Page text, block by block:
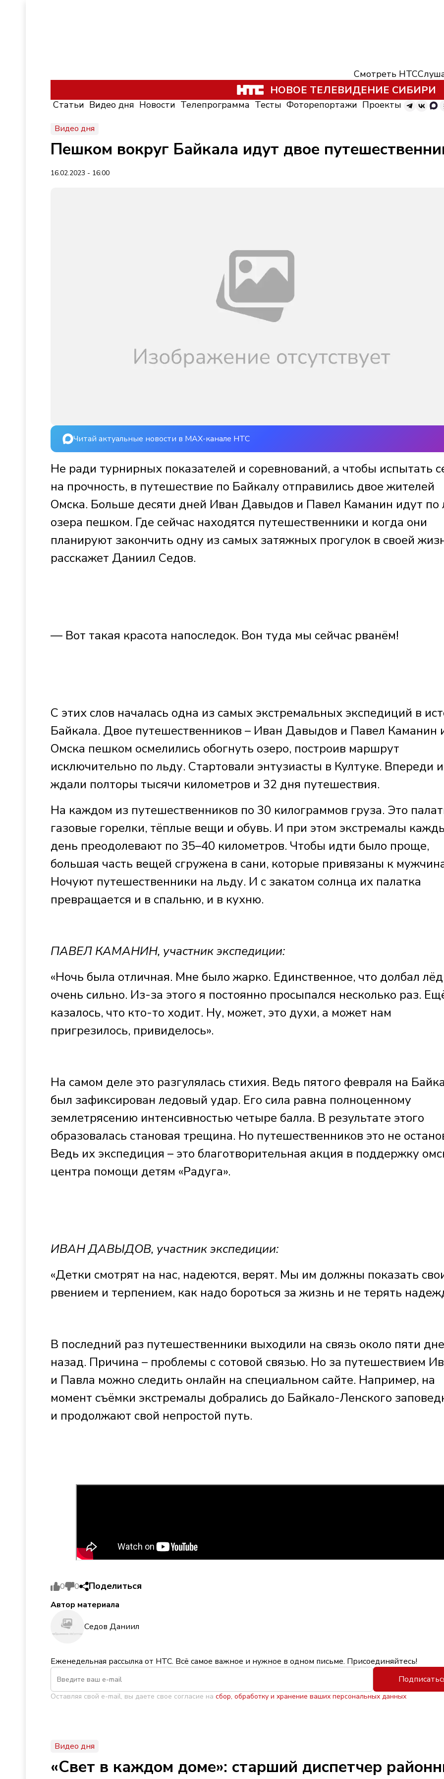
Смотреть НТС
НОВОЕ ТЕЛЕВИДЕНИЕ СИБИРИ
Статьи Видео дня Новости Телепрограмма Тесты Фоторепортажи Проекты
Видео дня
Пешком вокруг Байкала идут двое
16.02.2023 - 16:00
Читай актуальные новости в MAX-канале НТС
Не ради турнирных показателей и соревнований, а чтобы испытать
на прочность, в путешествие по Байкалу отправились двое жителей
Омска. Больше десяти дней Иван Давыдов и Павел Каманин идут по
озера пешком. Где сейчас находятся путешественники и когда они
планируют закончить одну из самых затяжных прогулок в своей
расскажет Даниил Седов.
— Вот такая красота напоследок. Вон туда мы сейчас рванём!
С этих слов началась одна из самых экстремальных экспедиций в
Байкала. Двое путешественников – Иван Давыдов и Павел Каманин
Омска пешком осмелились обогнуть озеро, построив маршрут
исключительно по льду. Стартовали энтузиасты в Култуке. Впереди
ждали полторы тысячи километров и 32 дня путешествия.
На каждом из путешественников по 30 килограммов груза. Это
газовые горелки, тёплые вещи и обувь. И при этом экстремалы
день преодолевают по 35–40 километров. Чтобы идти было проще,
большая часть вещей сгружена в сани, которые привязаны к
Ночуют путешественники на льду. И с закатом солнца их палатка
превращается и в спальню, и в кухню.
ПАВЕЛ КАМАНИН, участник экспедиции:
«Ночь была отличная. Мне было жарко. Единственное, что долбал лёд
очень сильно. Из-за этого я постоянно просыпался несколько раз.
казалось, что кто-то ходит. Ну, может, это духи, а может нам
пригрезилось, привиделось».
На самом деле это разгулялась стихия. Ведь пятого февраля на
был зафиксирован ледовый удар. Его сила равна полноценному
землетрясению интенсивностью четыре балла. В результате этого
образовалась становая трещина. Но путешественников это не
Ведь их экспедиция – это благотворительная акция в поддержку
центра помощи детям «Радуга».
ИВАН ДАВЫДОВ, участник экспедиции:
«Детки смотрят на нас, надеются, верят. Мы им должны показать
рвением и терпением, как надо бороться за жизнь и не терять
В последний раз путешественники выходили на связь около пяти
назад. Причина – проблемы с сотовой связью. Но за путешествием
и Павла можно следить онлайн на специальном сайте. Например, на
момент съёмки экстремалы добрались до Байкало-Ленского
и продолжают свой непростой путь.
0 0 Поделиться
Автор материала
Седов Даниил
Еженедельная рассылка от НТС. Всё самое важное и нужное в одном письме. Присоединяйтесь!
Оставляя свой e-mail, вы даете свое согласие на сбор, обработку и хранение ваших персональных данных
Видео дня
«Свет в каждом доме»: старший диспетчер